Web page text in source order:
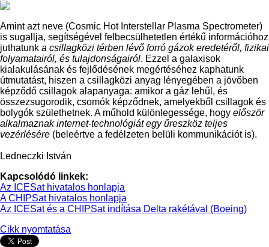
Amint azt neve (Cosmic Hot Interstellar Plasma Spectrometer)
is sugallja, segítségével felbecsülhetetlen értékű információhoz
juthatunk a csillagközi térben lévő forró gázok eredetéről, fizikai
folyamatairól, és tulajdonságairól. Ezzel a galaxisok
kialakulásának és fejlődésének megértéséhez kaphatunk
útmutatást, hiszen a csillagközi anyag lényegében a jövőben
képződő csillagok alapanyaga: amikor a gáz lehűl, és
összezsugorodik, csomók képződnek, amelyekből csillagok és
bolygók születhetnek. A műhold különlegessége, hogy először
alkalmaznak internet-technológiát egy űreszköz teljes
vezérlésére (beleértve a fedélzeten belüli kommunikációt is).
Ledneczki István
Kapcsolódó linkek:
Az ICESat hivatalos honlapja
A CHIPSat hivatalos honlapja
Az ICESat és a CHIPSat indítása Delta rakétával (Boeing)
Cikk nyomtatása